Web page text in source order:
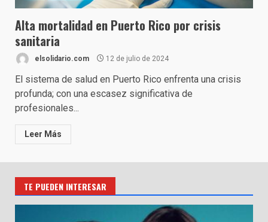
Alta mortalidad en Puerto Rico por crisis
sanitaria
elsolidario.com 12 de julio de 2024
El sistema de salud en Puerto Rico enfrenta una crisis
profunda; con una escasez significativa de
profesionales...
Leer Más
TE PUEDEN INTERESAR